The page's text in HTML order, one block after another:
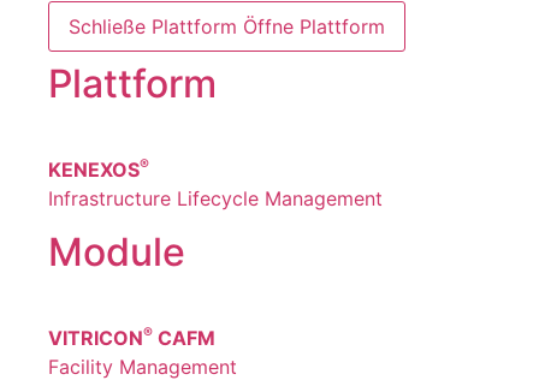
Schließe Plattform Öffne Plattform
Plattform
KENEXOS®
Infrastructure Lifecycle Management
Module
VITRICON® CAFM
Facility Management